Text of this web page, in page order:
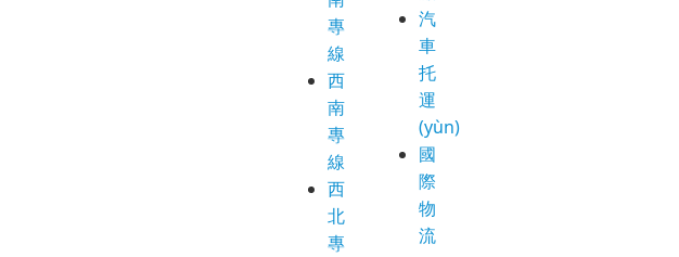
專
線
西
南
專
線
西
北
專
汽
車
托
運
(yùn)
國
際
物
流